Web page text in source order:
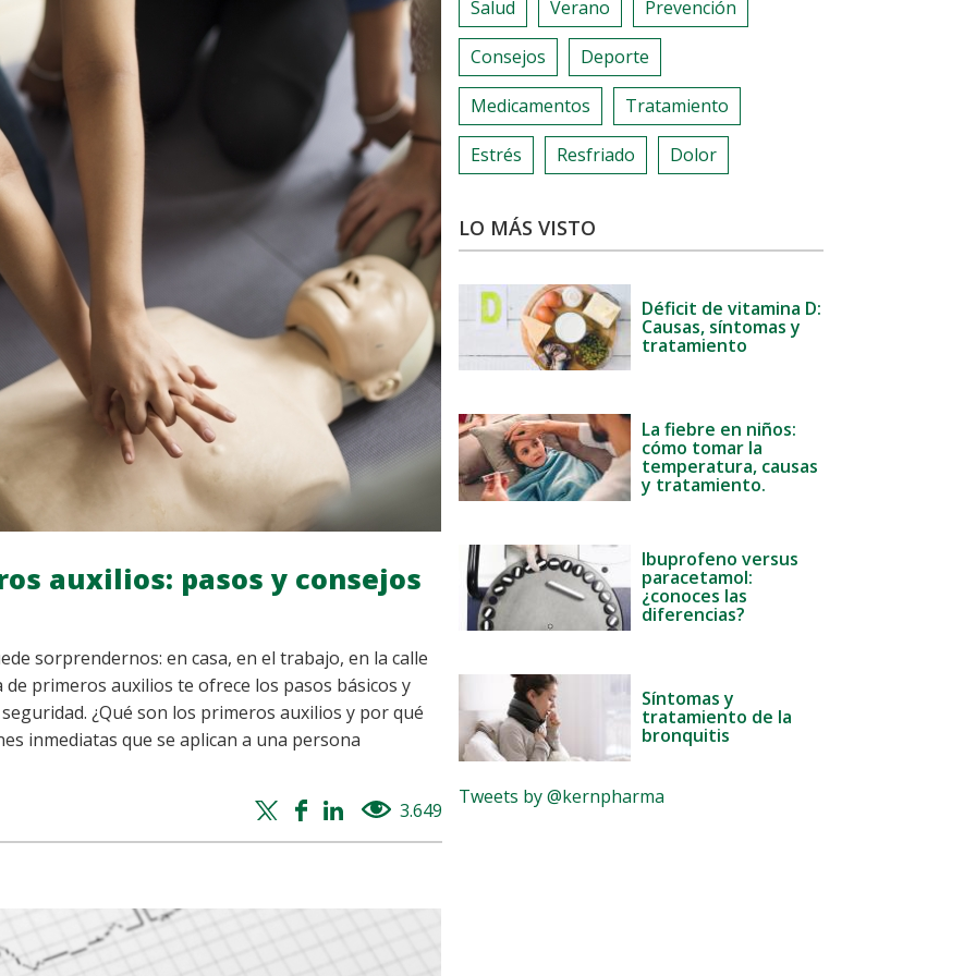
auxilios: pasos y consejos
sorprendernos: en casa, en el trabajo, en la calle
primeros auxilios te ofrece los pasos básicos y
¿Qué son los primeros auxilios y por qué
inmediatas que se aplican a una persona
Twitter
share
Facebook
share
Whatsapp
share
Linkedin
share
3.649 views
Salud Verano Prevención
Consejos Deporte
Medicamentos Tratamiento
Estrés Resfriado Dolor
LO MÁS VISTO
Déficit de vitamina D:
Causas, síntomas y
tratamiento
La fiebre en niños:
cómo tomar la
temperatura, causas
y tratamiento.
Ibuprofeno versus
paracetamol:
¿conoces las
diferencias?
Síntomas y
tratamiento de la
bronquitis
Tweets by @kernpharma